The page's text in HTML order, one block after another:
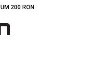
200 RON